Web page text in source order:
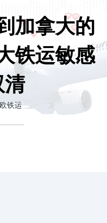
加拿大的
铁运敏感
清
铁运